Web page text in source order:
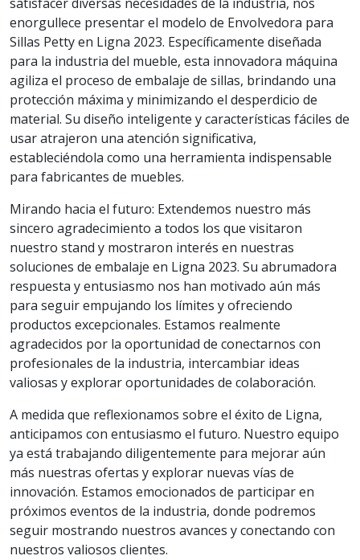
enorgullece presentar el modelo de Envolvedora para
Sillas Petty en Ligna 2023. Específicamente diseñada
para la industria del mueble, esta innovadora máquina
agiliza el proceso de embalaje de sillas, brindando una
protección máxima y minimizando el desperdicio de
material. Su diseño inteligente y características fáciles de
usar atrajeron una atención significativa,
estableciéndola como una herramienta indispensable
para fabricantes de muebles.
Mirando hacia el futuro: Extendemos nuestro más
sincero agradecimiento a todos los que visitaron
nuestro stand y mostraron interés en nuestras
soluciones de embalaje en Ligna 2023. Su abrumadora
respuesta y entusiasmo nos han motivado aún más
para seguir empujando los límites y ofreciendo
productos excepcionales. Estamos realmente
agradecidos por la oportunidad de conectarnos con
profesionales de la industria, intercambiar ideas
valiosas y explorar oportunidades de colaboración.
A medida que reflexionamos sobre el éxito de Ligna,
anticipamos con entusiasmo el futuro. Nuestro equipo
ya está trabajando diligentemente para mejorar aún
más nuestras ofertas y explorar nuevas vías de
innovación. Estamos emocionados de participar en
próximos eventos de la industria, donde podremos
seguir mostrando nuestros avances y conectando con
nuestros valiosos clientes.